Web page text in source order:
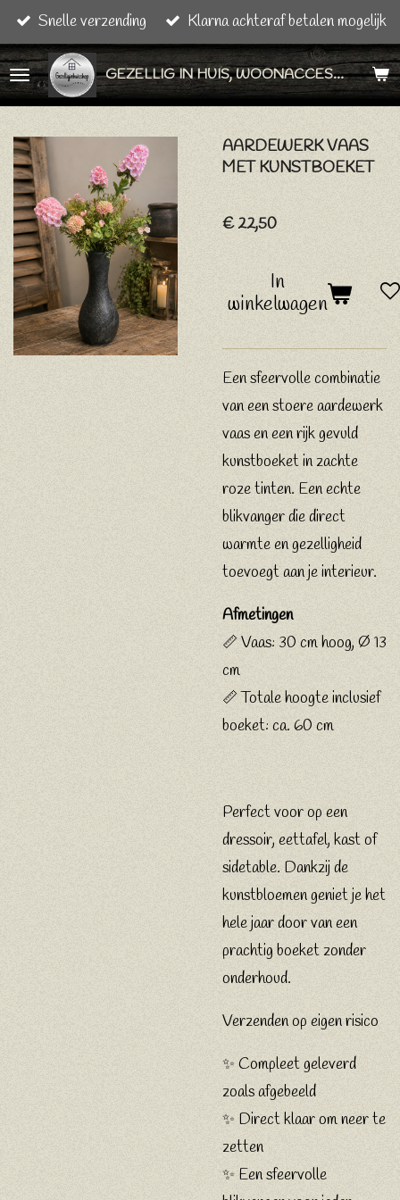
Ga
direct
naar
de
hoofdinhoud
GEZELLIG IN HUIS, WOONACCESSOIRES & CADEAU ARTIKELEN
Snelle verzending Klarna achteraf betalen mogelijk
AARDEWERK VAAS
MET KUNSTBOEKET
€ 22,50
In
winkelwagen
Een sfeervolle combinatie
van een stoere aardewerk
vaas en een rijk gevuld
kunstboeket in zachte
roze tinten. Een echte
blikvanger die direct
warmte en gezelligheid
toevoegt aan je interieur.
Afmetingen
📏 Vaas: 30 cm hoog, Ø 13
cm
📏 Totale hoogte inclusief
boeket: ca. 60 cm
Perfect voor op een
dressoir, eettafel, kast of
sidetable. Dankzij de
kunstbloemen geniet je het
hele jaar door van een
prachtig boeket zonder
onderhoud.
Verzenden op eigen risico
✨ Compleet geleverd
zoals afgebeeld
✨ Direct klaar om neer te
zetten
✨ Een sfeervolle